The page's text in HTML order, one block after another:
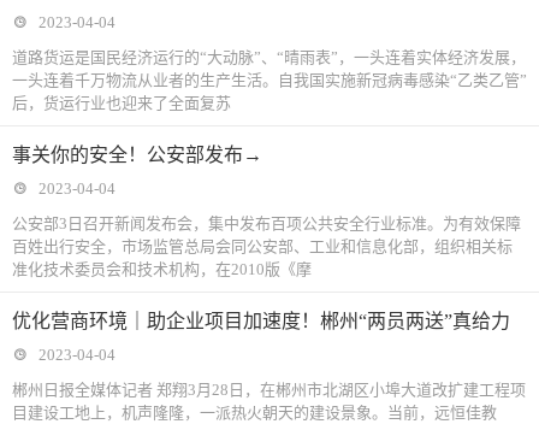
2023-04-04
道路货运是国民经济运行的“大动脉”、“晴雨表”，一头连着实体经济发展，
一头连着千万物流从业者的生产生活。自我国实施新冠病毒感染“乙类乙管”
后，货运行业也迎来了全面复苏
事关你的安全！公安部发布→
2023-04-04
公安部3日召开新闻发布会，集中发布百项公共安全行业标准。为有效保障
百姓出行安全，市场监管总局会同公安部、工业和信息化部，组织相关标
准化技术委员会和技术机构，在2010版《摩
优化营商环境｜助企业项目加速度！郴州“两员两送”真给力
2023-04-04
郴州日报全媒体记者 郑翔3月28日，在郴州市北湖区小埠大道改扩建工程项
目建设工地上，机声隆隆，一派热火朝天的建设景象。当前，远恒佳教